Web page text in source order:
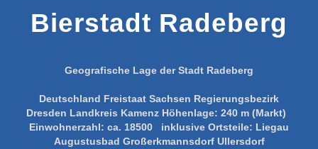
Bierstadt Radeberg
Geografische Lage der Stadt Radeberg
Deutschland Freistaat Sachsen Regierungsbezirk
Dresden Landkreis Kamenz Höhenlage: 240 m (Markt)
Einwohnerzahl: ca. 18500 inklusive Ortsteile: Liegau
Augustusbad Großerkmannsdorf Ullersdorf